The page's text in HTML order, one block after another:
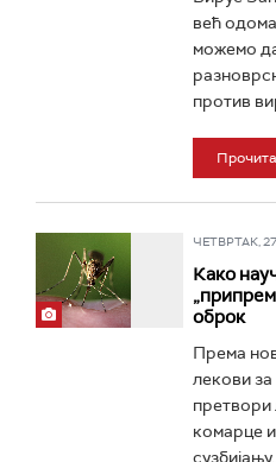
већ
можемо
против
ЧЕТВРТАК,
Како
оброк
Према
лекови
претвори
комарце